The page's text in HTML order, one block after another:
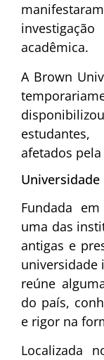
acadêmica.
A Brown
afetados
Fundada em
uma das
antigas e
universidade
reúne
do país,
e rigor na
Localizada